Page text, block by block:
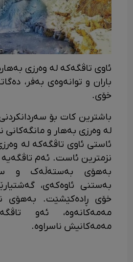
ئاوی تاڤگەکە لە وەرزی
باران و توانەوەی بەفر،
خۆی.
باشترین کات بۆ
لە وەرزی بەهار و مانگەکانی
ئاستی ئاوی تاڤگەکە لە
نزمترین ئاست. ئەم تاڤگەیە
بەهۆی بەستەڵەک و
بەستنی ئاوەکەی،
خۆی ڕادەکێشێت. بەهۆی
مەمەکانەوە، ئەو
مەمەکانیش ناسراوە.